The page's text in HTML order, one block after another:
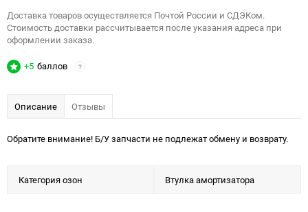
Доставка товаров осуществляется Почтой России и СДЭКом.
Стоимость доставки рассчитывается после указания адреса при
оформлении заказа.
+5 баллов ?
Описание Отзывы
Обратите внимание! Б/У запчасти не подлежат обмену и возврату.
Категория озон Втулка амортизатора